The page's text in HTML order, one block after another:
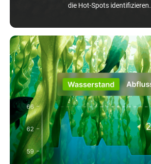
die Hot-Spots identifizieren.